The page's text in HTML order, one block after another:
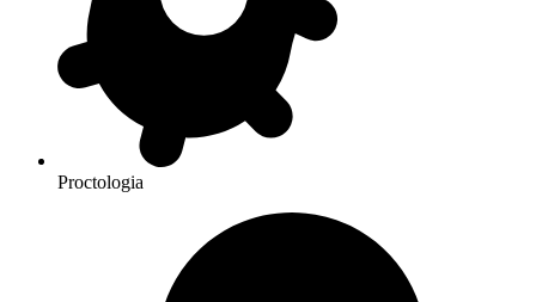
Proctologia